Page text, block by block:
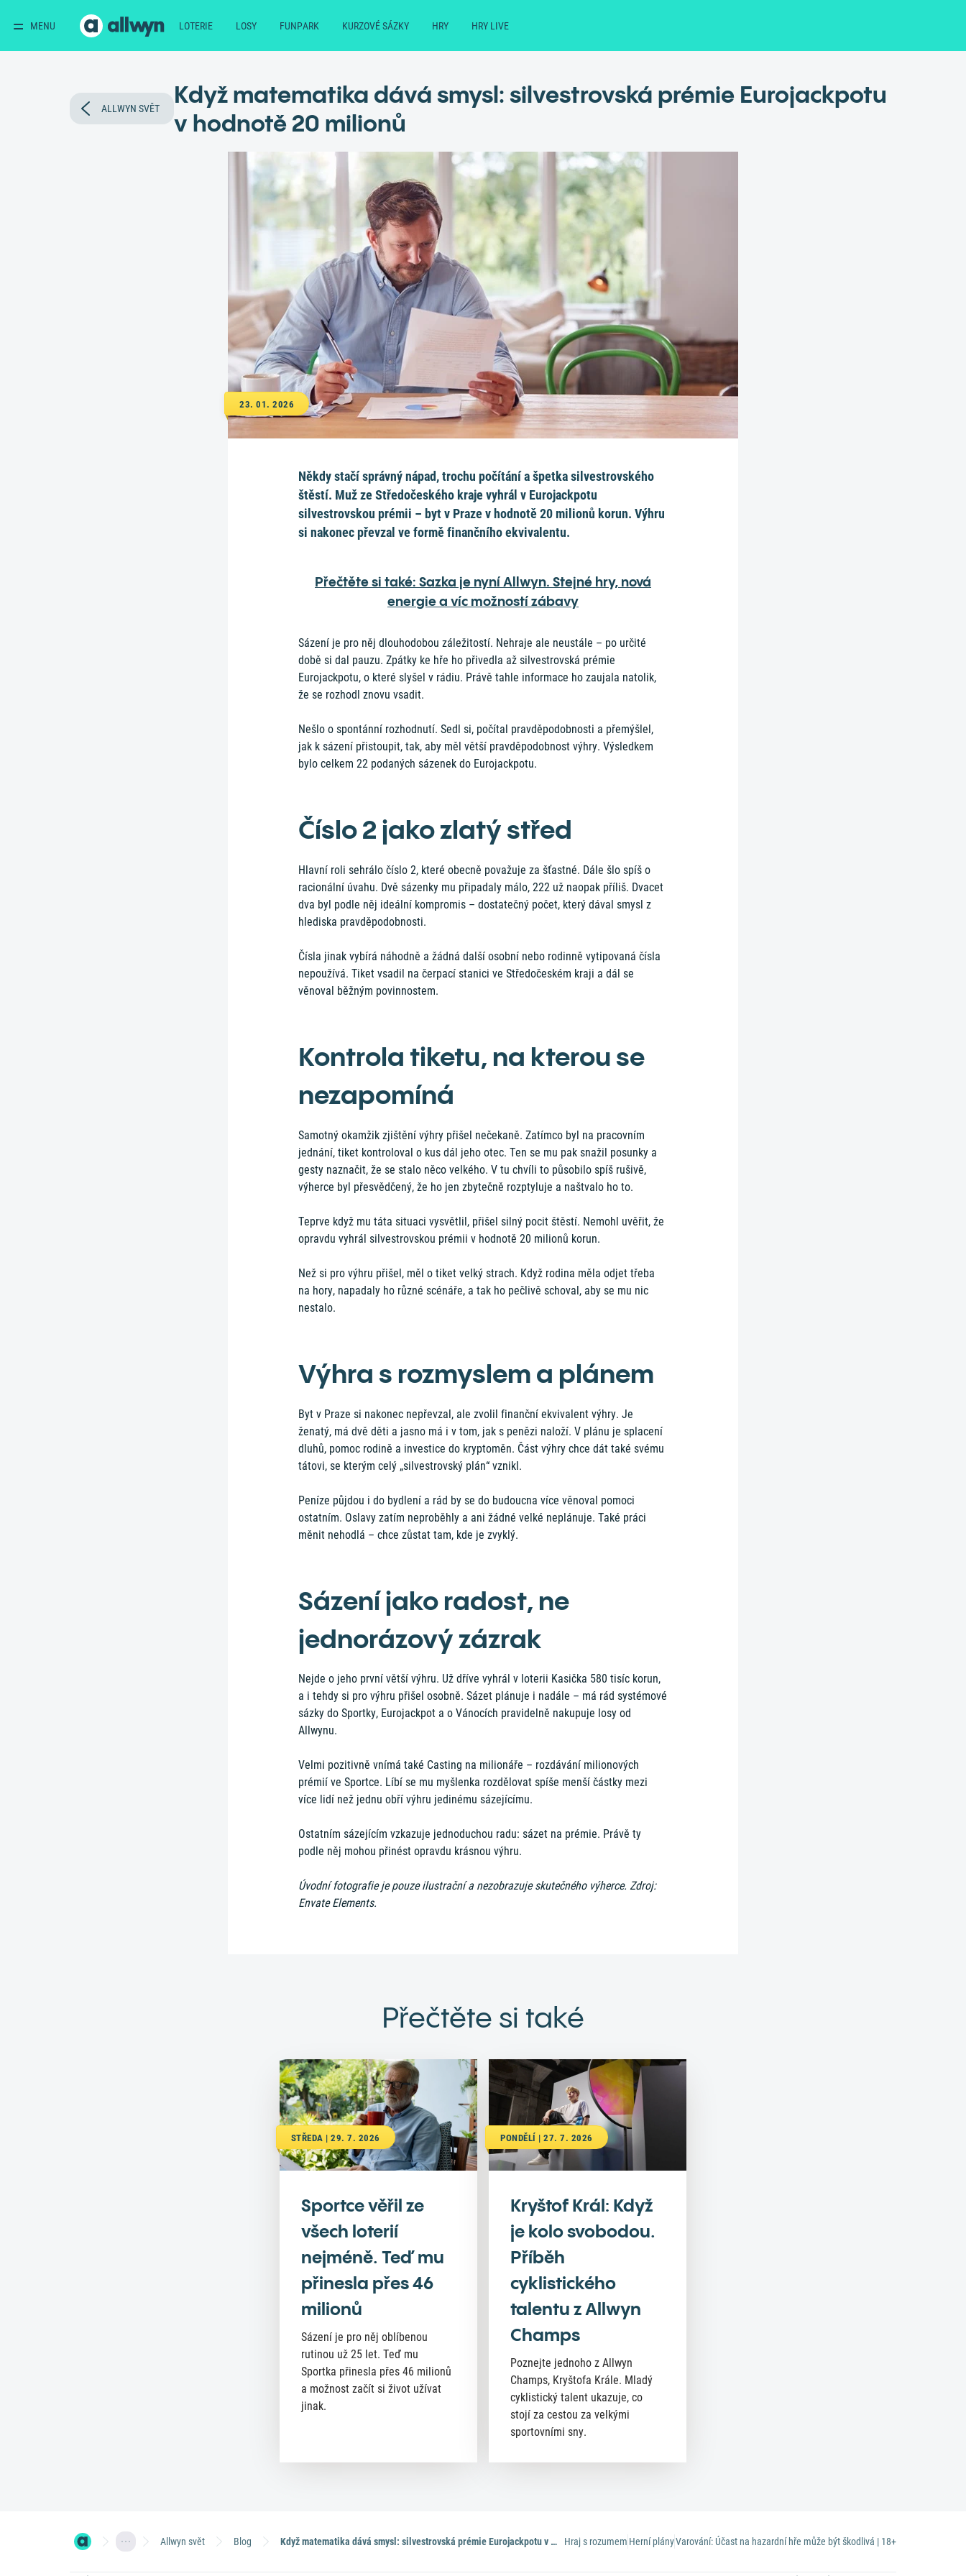
MENU LOTERIE LOSY FUNPARK KURZOVÉ SÁZKY HRY HRY LIVE
ALLWYN SVĚT
Když matematika dává smysl: silvestrovská prémie Eurojackpotu
v hodnotě 20 milionů
23. 01. 2026
Někdy stačí správný nápad, trochu počítání a špetka silvestrovského
štěstí. Muž ze Středočeského kraje vyhrál v Eurojackpotu
silvestrovskou prémii – byt v Praze v hodnotě 20 milionů korun. Výhru
si nakonec převzal ve formě finančního ekvivalentu.
Přečtěte si také: Sazka je nyní Allwyn. Stejné hry, nová
energie a víc možností zábavy
Sázení je pro něj dlouhodobou záležitostí. Nehraje ale neustále – po určité
době si dal pauzu. Zpátky ke hře ho přivedla až silvestrovská prémie
Eurojackpotu, o které slyšel v rádiu. Právě tahle informace ho zaujala natolik,
že se rozhodl znovu vsadit.
Nešlo o spontánní rozhodnutí. Sedl si, počítal pravděpodobnosti a přemýšlel,
jak k sázení přistoupit, tak, aby měl větší pravděpodobnost výhry. Výsledkem
bylo celkem 22 podaných sázenek do Eurojackpotu.
Číslo 2 jako zlatý střed
Hlavní roli sehrálo číslo 2, které obecně považuje za šťastné. Dále šlo spíš o
racionální úvahu. Dvě sázenky mu připadaly málo, 222 už naopak příliš. Dvacet
dva byl podle něj ideální kompromis – dostatečný počet, který dával smysl z
hlediska pravděpodobnosti.
Čísla jinak vybírá náhodně a žádná další osobní nebo rodinně vytipovaná čísla
nepoužívá. Tiket vsadil na čerpací stanici ve Středočeském kraji a dál se
věnoval běžným povinnostem.
Kontrola tiketu, na kterou se
nezapomíná
Samotný okamžik zjištění výhry přišel nečekaně. Zatímco byl na pracovním
jednání, tiket kontroloval o kus dál jeho otec. Ten se mu pak snažil posunky a
gesty naznačit, že se stalo něco velkého. V tu chvíli to působilo spíš rušivě,
výherce byl přesvědčený, že ho jen zbytečně rozptyluje a naštvalo ho to.
Teprve když mu táta situaci vysvětlil, přišel silný pocit štěstí. Nemohl uvěřit, že
opravdu vyhrál silvestrovskou prémii v hodnotě 20 milionů korun.
Než si pro výhru přišel, měl o tiket velký strach. Když rodina měla odjet třeba
na hory, napadaly ho různé scénáře, a tak ho pečlivě schoval, aby se mu nic
nestalo.
Výhra s rozmyslem a plánem
Byt v Praze si nakonec nepřevzal, ale zvolil finanční ekvivalent výhry. Je
ženatý, má dvě děti a jasno má i v tom, jak s penězi naloží. V plánu je splacení
dluhů, pomoc rodině a investice do kryptoměn. Část výhry chce dát také svému
tátovi, se kterým celý „silvestrovský plán“ vznikl.
Peníze půjdou i do bydlení a rád by se do budoucna více věnoval pomoci
ostatním. Oslavy zatím neproběhly a ani žádné velké neplánuje. Také práci
měnit nehodlá – chce zůstat tam, kde je zvyklý.
Sázení jako radost, ne
jednorázový zázrak
Nejde o jeho první větší výhru. Už dříve vyhrál v loterii Kasička 580 tisíc korun,
a i tehdy si pro výhru přišel osobně. Sázet plánuje i nadále – má rád systémové
sázky do Sportky, Eurojackpot a o Vánocích pravidelně nakupuje losy od
Allwynu.
Velmi pozitivně vnímá také Casting na milionáře – rozdávání milionových
prémií ve Sportce. Líbí se mu myšlenka rozdělovat spíše menší částky mezi
více lidí než jednu obří výhru jedinému sázejícímu.
Ostatním sázejícím vzkazuje jednoduchou radu: sázet na prémie. Právě ty
podle něj mohou přinést opravdu krásnou výhru.
Úvodní fotografie je pouze ilustrační a nezobrazuje skutečného výherce. Zdroj:
Envate Elements.
Přečtěte si také
STŘEDA | 29. 7. 2026
Sportce věřil ze
všech loterií
nejméně. Teď mu
přinesla přes 46
milionů
Sázení je pro něj oblíbenou
rutinou už 25 let. Teď mu
Sportka přinesla přes 46 milionů
a možnost začít si život užívat
jinak.
PONDĚLÍ | 27. 7. 2026
Kryštof Král: Když
je kolo svobodou.
Příběh
cyklistického
talentu z Allwyn
Champs
Poznejte jednoho z Allwyn
Champs, Kryštofa Krále. Mladý
cyklistický talent ukazuje, co
stojí za cestou za velkými
sportovními sny.
Allwyn svět Blog Když matematika dává smysl: silvestrovská prémie Eurojackpotu v hodnotě 20 milionů Hraj s rozumem Herní plányVarování: Účast na hazardní hře může být škodlivá | 18+